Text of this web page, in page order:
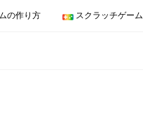
の作り方 スクラッチゲーム